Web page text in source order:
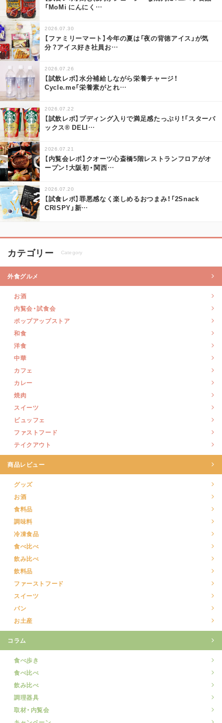
「MoMi にんにく …
2026.07.30
【ファミリーマート】今年の夏は「夜の背徳アイス」が気
分？アイス好き社員お…
2026.07.26
【試飲レポ】水分補給しながら栄養チャージ！
Cycle.me「栄養素がとれ…
2026.07.22
【試飲レポ】プディング入りで満足感たっぷり！「スターバ
ックス® DELI…
2026.07.21
【内覧会レポ】クオーツ心斎橋5階レストランフロアがオ
ープン！大阪初・関西…
2026.07.20
【試食レポ】罪悪感なく楽しめるおつまみ！「2Snack
CRISPY」新…
カテゴリー Category
外食グルメ
お酒
内覧会・試食会
ポップアップストア
和食
洋食
中華
カフェ
カレー
焼肉
スイーツ
ビュッフェ
ファストフード
テイクアウト
商品レビュー
グッズ
お酒
食料品
調味料
冷凍食品
食べ比べ
飲み比べ
飲料品
ファーストフード
スイーツ
パン
お土産
コラム
食べ歩き
食べ比べ
飲み比べ
調理器具
取材・内覧会